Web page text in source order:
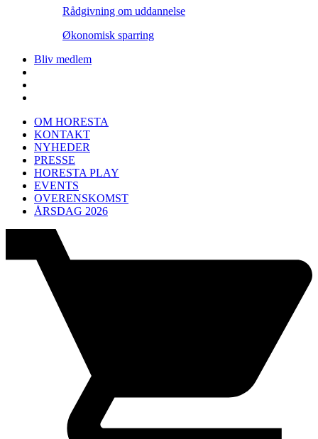
Rådgivning om uddannelse
Økonomisk sparring
Bliv medlem
OM HORESTA
KONTAKT
NYHEDER
PRESSE
HORESTA PLAY
EVENTS
OVERENSKOMST
ÅRSDAG 2026